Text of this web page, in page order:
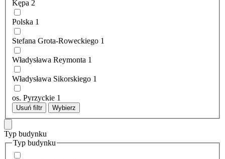
Kępa 2
Polska 1
Stefana Grota-Roweckiego 1
Władysława Reymonta 1
Władysława Sikorskiego 1
os. Pyrzyckie 1
Usuń filtr Wybierz
Typ budynku
Typ budynku